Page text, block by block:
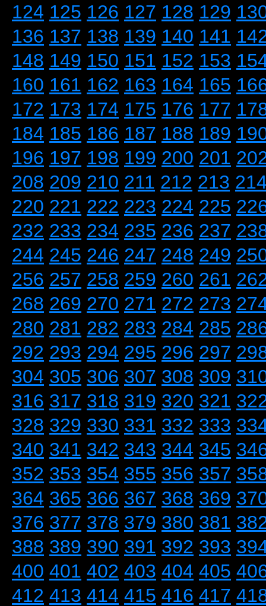
124 125 126 127 128 129
136 137 138 139 140 141
148 149 150 151 152 153
160 161 162 163 164 165
172 173 174 175 176 177
184 185 186 187 188 189
196 197 198 199 200 201
208 209 210 211 212 213
220 221 222 223 224 225
232 233 234 235 236 237
244 245 246 247 248 249
256 257 258 259 260 261
268 269 270 271 272 273
280 281 282 283 284 285
292 293 294 295 296 297
304 305 306 307 308 309
316 317 318 319 320 321
328 329 330 331 332 333
340 341 342 343 344 345
352 353 354 355 356 357
364 365 366 367 368 369
376 377 378 379 380 381
388 389 390 391 392 393
400 401 402 403 404 405
412 413 414 415 416 417